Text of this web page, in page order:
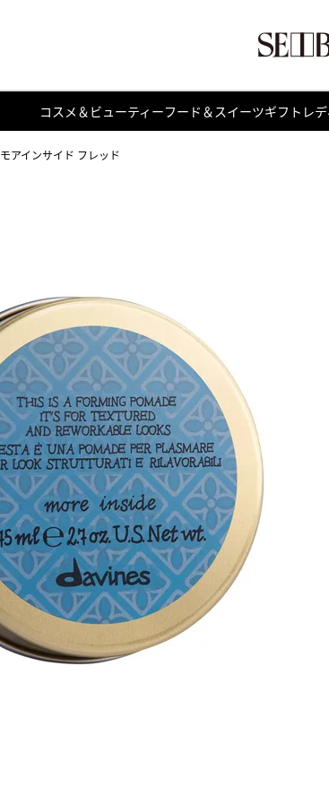
コスメ＆ビューティーフード＆スイーツギフト レ
モアインサイド フレッド